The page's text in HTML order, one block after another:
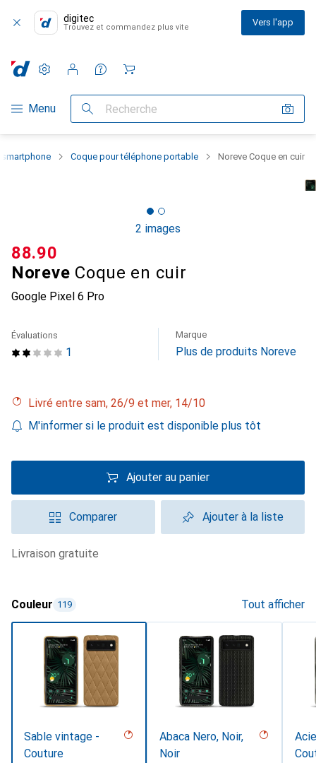
digitec
Trouvez et commandez plus vite Vers l'app
Navigation par catégorie
Menu Recherche
Paramètres
Compte client
Listes de comparaison
Listes d'envies
Panier
Coque pour téléphone portable Noreve Coque en cuir
2 images
Noreve Coque en cuir
Google Pixel 6 Pro
CHF
88.90
1
Évaluations Marque
Plus de produits Noreve
Livré entre sam, 26/9 et mer, 14/10
M'informer si le produit est disponible plus tôt
Ajouter au panier
Comparer Ajouter à la liste
livraison gratuite
Couleur 119 Tout afficher
Sable vintage -
Couture
Abaca Nero, Noir,
Noir